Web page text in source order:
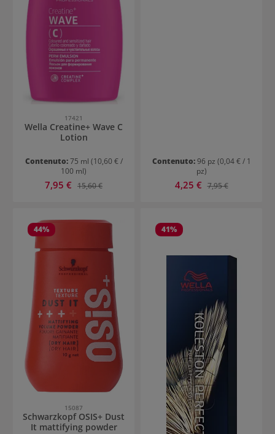
17421
Wella Creatine+ Wave C
Lotion
Contenuto:75 ml (10,60 € /
100 ml)
Prezzo di vendita:
7,95 € Prezzo normale:
15,60 €
Contenuto:96 pz (0,04 € / 1
pz)
Prezzo di vendita:
4,25 € Prezzo normale:
7,95 €
44%
15087
Schwarzkopf OSIS+ Dust
It mattifying powder
41%